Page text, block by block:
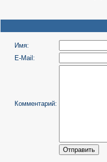
Имя:
E-Mail:
Комментарий: